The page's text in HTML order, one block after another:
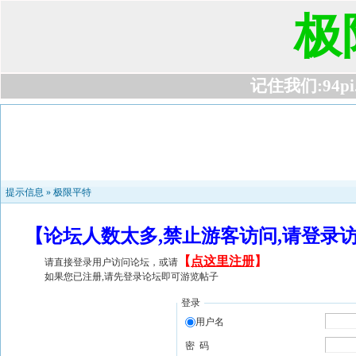
极
记住我们
提示信息 » 极限平特
【论坛人数太多,禁止游客访问,请登
请直接登录用户访问论坛，或请 【 点这里注册】
如果您已注册,请先登录论坛即可游览帖子
登录
用户名
密 码